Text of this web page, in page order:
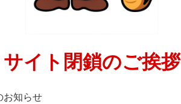
サイト閉鎖のご挨拶
お知らせ